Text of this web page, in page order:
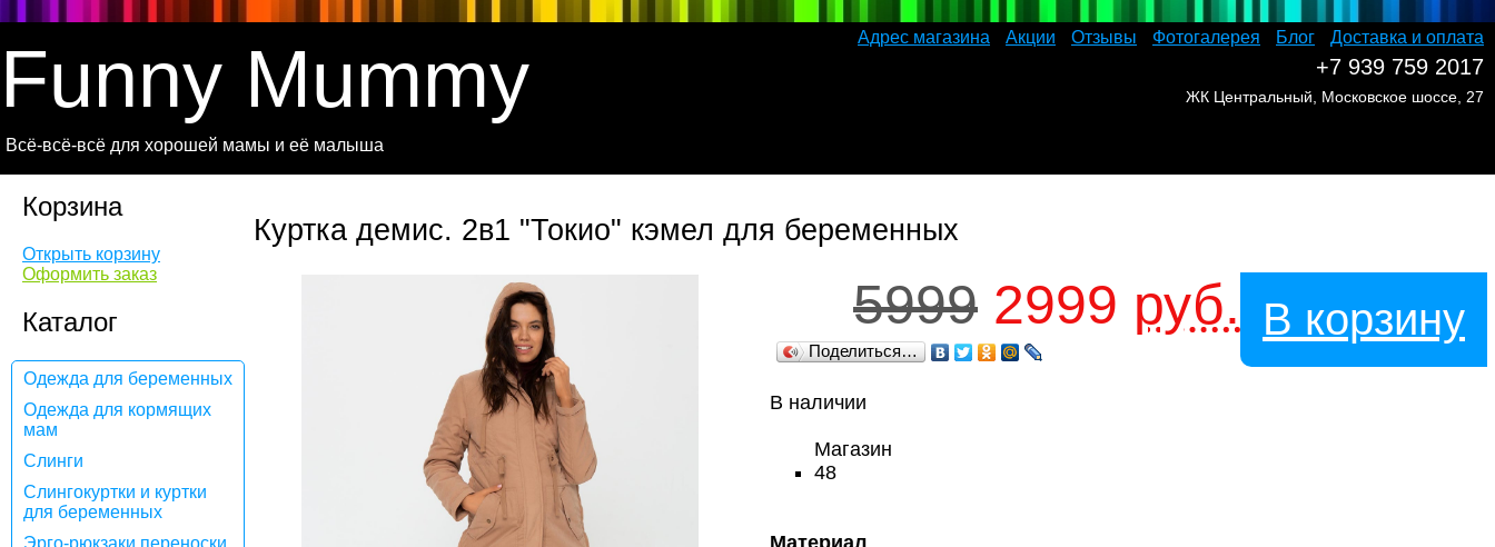
Адрес магазина Акции Отзывы Фотогалерея Блог Доставка и оплата
Funny Mummy
Всё-всё-всё для хорошей мамы и её малыша
Корзина
Открыть корзину
Оформить заказ
Каталог
Одежда для беременных
Одежда для кормящих
мам
Слинги
Слингокуртки и куртки
для беременных
Эрго-рюкзаки переноски
Куртка демис. 2в1 "Токио" кэмел для беременных
В корзину
5999 2999 руб.
Поделиться…
В наличии
Магазин
48
+7 939 759 2017
ЖК Центральный, Московское шоссе, 27